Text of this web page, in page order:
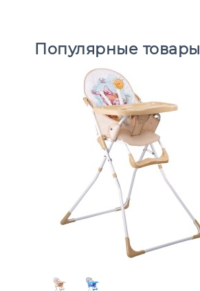
Популярные товары